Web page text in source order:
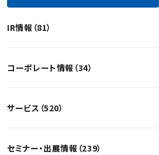
IR情報（81）
コーポレート情報（34）
サービス（520）
セミナー・出展情報（239）